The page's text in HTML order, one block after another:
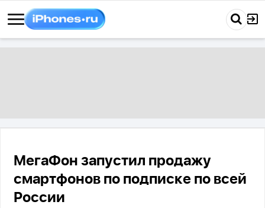
МегаФон запустил продажу
смартфонов по подписке по всей
России